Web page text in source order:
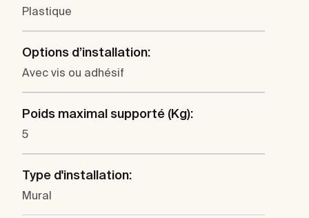
Plastique
Options d’installation:
Avec vis ou adhésif
Poids maximal supporté (Kg):
5
Type d'installation:
Mural